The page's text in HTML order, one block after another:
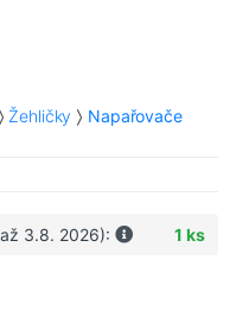
Žehličky
Napařovače
3.8. 2026): 1 ks